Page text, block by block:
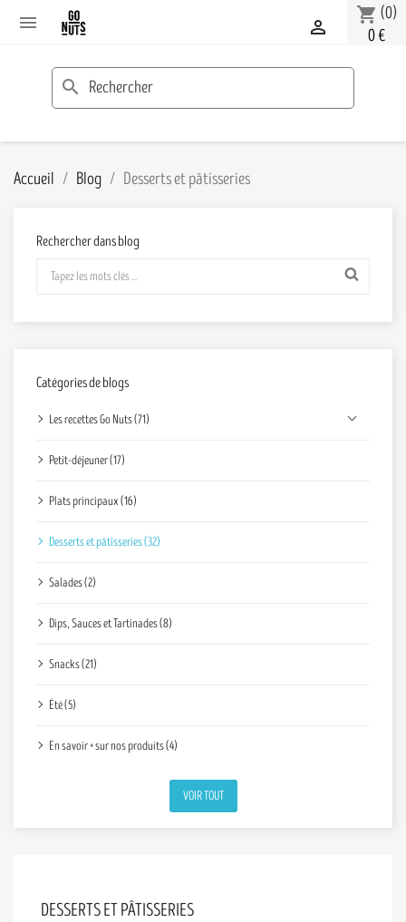
 shopping_cart (0)
0 €

search
Accueil Blog Desserts et pâtisseries
Rechercher dans blog
Catégories de blogs
Les recettes Go Nuts (71)
Petit-déjeuner (17)
Plats principaux (16)
Desserts et pâtisseries (32)
Salades (2)
Dips, Sauces et Tartinades (8)
Snacks (21)
Été (5)
En savoir + sur nos produits (4)
VOIR TOUT
DESSERTS ET PÂTISSERIES